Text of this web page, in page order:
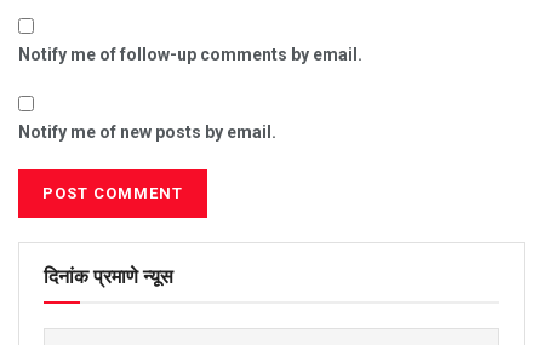
Notify me of follow-up comments by email.
Notify me of new posts by email.
दिनांक प्रमाणे न्यूस